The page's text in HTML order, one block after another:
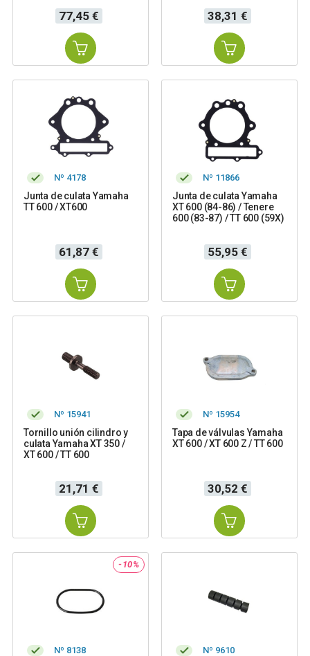
Precio
77,45 € Precio
38,31 €
Nº 4178
Junta de culata Yamaha
TT 600 / XT600
Precio
61,87 €
Nº 11866
Junta de culata Yamaha
XT 600 (84-86) / Tenere
600 (83-87) / TT 600 (59X)
Precio
55,95 €
Nº 15941
Tornillo unión cilindro y
culata Yamaha XT 350 /
XT 600 / TT 600
Precio
21,71 €
Nº 15954
Tapa de válvulas Yamaha
XT 600 / XT 600 Z / TT 600
Precio
30,52 €
-10%
Nº 8138 Nº 9610